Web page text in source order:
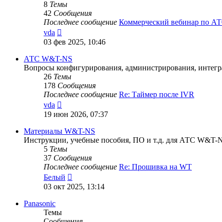
8 Темы
42 Сообщения
Последнее сообщение Коммерческий вебинар по
vda
к
последнему
сообщению
03 фев 2025, 10:46
АТС W&T-NS
Вопросы конфигурирования, администрирования,
26 Темы
178 Сообщения
Последнее сообщение Re: Таймер после IVR
vda
к
последнему
сообщению
19 июн 2026, 07:37
Материалы W&T-NS
Инструкции, учебные пособия, ПО и т.д. для АТС W&T-
5 Темы
37 Сообщения
Последнее сообщение Re: Прошивка на WT
Белый
к
последнему
03 окт 2025, 13:14
Panasonic
Темы